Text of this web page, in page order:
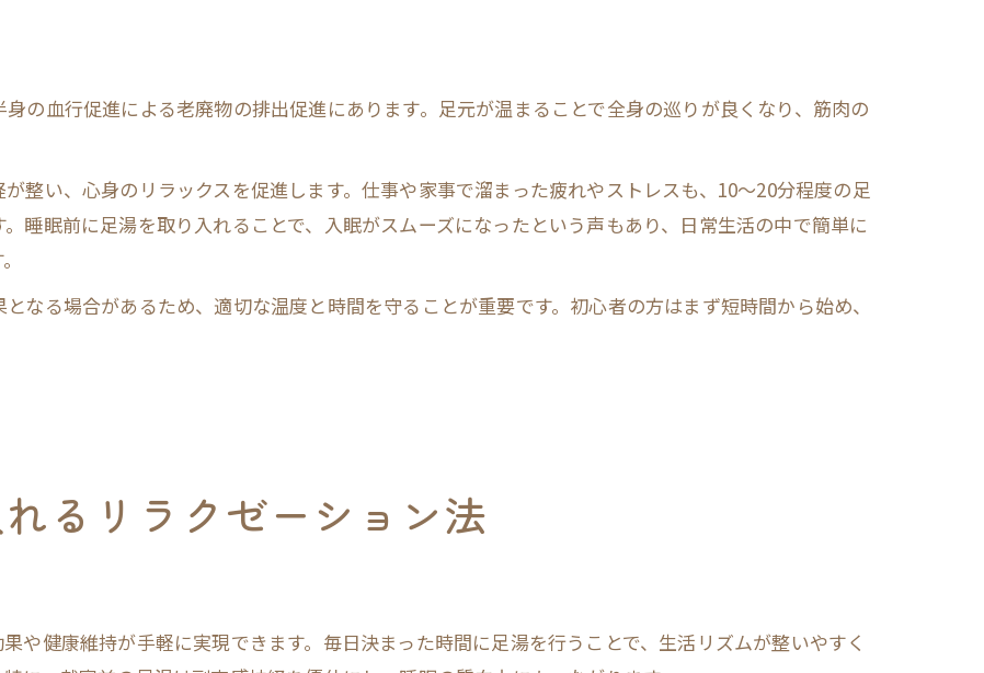
の血行促進による老廃物の排出促進にあります。足元が温まることで全身の巡りが良くなり、筋肉の
整い、心身のリラックスを促進します。仕事や家事で溜まった疲れやストレスも、10～20分程度の足
睡眠前に足湯を取り入れることで、入眠がスムーズになったという声もあり、日常生活の中で簡単に
なる場合があるため、適切な温度と時間を守ることが重要です。初心者の方はまず短時間から始め、
るリラクゼーション法
や健康維持が手軽に実現できます。毎日決まった時間に足湯を行うことで、生活リズムが整いやすく